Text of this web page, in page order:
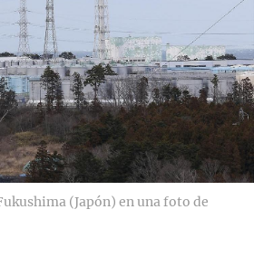
(Japón) en una foto de